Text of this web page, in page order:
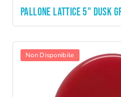
PALLONE LATTICE 5" DUSK
Non Disponibile